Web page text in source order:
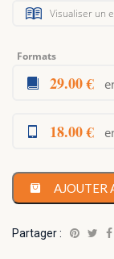
Visualiser un
Formats
29.00 €
18.00 €
AJOUTER
Partager :